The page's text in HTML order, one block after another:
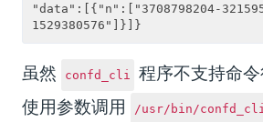
"data":[{"n":["3708798204-
虽然 confd_cli
程序不支持命
使用参数调用
/usr/bin/